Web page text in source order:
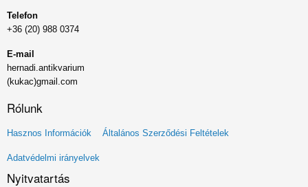
Telefon
+36 (20) 988 0374
E-mail
hernadi.antikvarium
(kukac)gmail.com
Rólunk
Lábléc
menü
Hasznos Információk Általános Szerződési Feltételek
Adatvédelmi irányelvek
Nyitvatartás